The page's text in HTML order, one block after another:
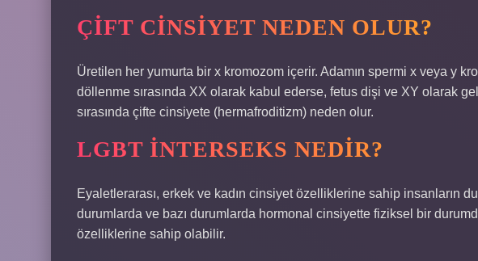
ÇIFT CINSIYET NEDEN OLUR?
Üretilen her yumurta bir x kromozom içerir. Adamın spermi x veya y
döllenme sırasında XX olarak kabul ederse, fetus dişi ve XY olarak
sırasında çifte cinsiyete (hermafroditizm) neden olur.
LGBT INTERSEKS NEDIR?
Eyaletlerarası, erkek ve kadın cinsiyet özelliklerine sahip insanların
durumlarda ve bazı durumlarda hormonal cinsiyette fiziksel bir
özelliklerine sahip olabilir.